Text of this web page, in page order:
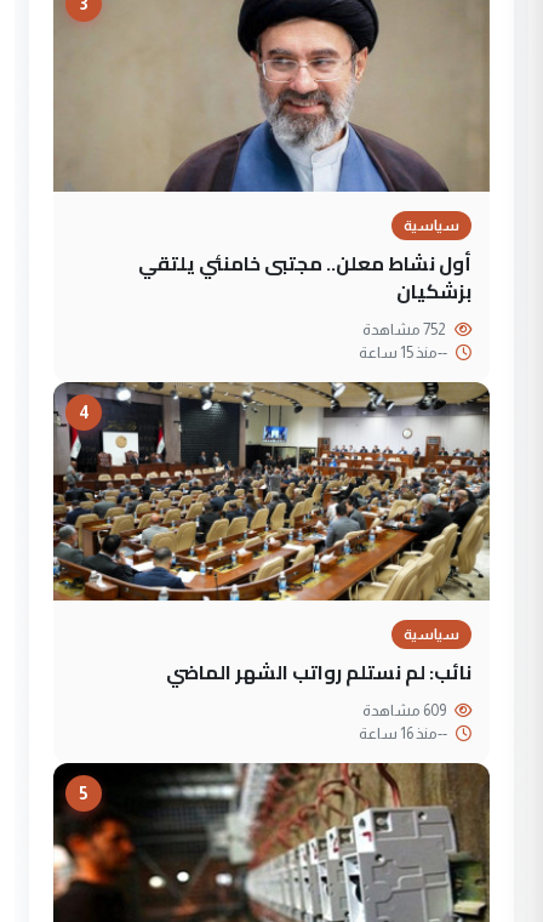
سياسية
أول نشاط معلن.. مجتبى خامنئي يلتقي
بزشكيان
--منذ 15 ساعة
4
سياسية
نائب: لم نستلم رواتب الشهر الماضي
--منذ 16 ساعة
5